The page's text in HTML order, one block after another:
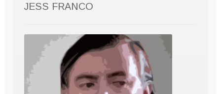
JESS FRANCO